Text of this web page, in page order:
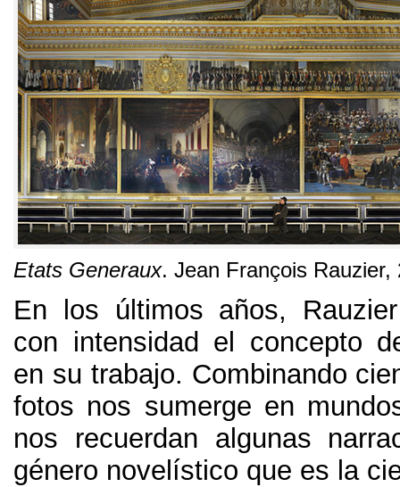
Etats Generaux. Jean François Rauzier,
En los últimos años,
con intensidad el concepto
en su trabajo. Combinando
fotos nos sumerge en
nos recuerdan algunas
género novelístico que es la